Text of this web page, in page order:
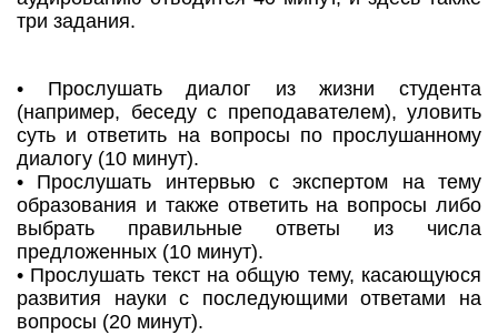
три задания.
• Прослушать диалог из жизни студента
(например, беседу с преподавателем), уловить
суть и ответить на вопросы по прослушанному
диалогу (10 минут).
• Прослушать интервью с экспертом на тему
образования и также ответить на вопросы либо
выбрать правильные ответы из числа
предложенных (10 минут).
• Прослушать текст на общую тему, касающуюся
развития науки с последующими ответами на
вопросы (20 минут).